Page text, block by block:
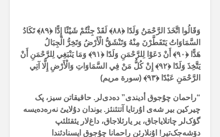
وَقَالُوا اتَّخَذَ الرَّحْمَنُ وَلَدًا ﴿۸۸﴾ لَقَدْ جِئْتُمْ شَيْئًا إِدًّا ﴿۸۹﴾تَكَادُ
السَّمَاوَاتُ يَتَفَطَّرْنَ مِنْهُ وَتَنْشَقُّ الْأَرْضُ وَتَخِرُّ الْجِبَالُ
هَدًّا ﴿۹۰﴾ أَنْ دَعَوْا لِلرَّحْمَنِ وَلَدًا ﴿۹۱﴾ وَمَا يَنْبَغِي لِلرَّحْمَنِ أَنْ
يَتَّخِذَ وَلَدًا ﴿۹۲﴾ إِنْ كُلُّ مَنْ فِي السَّمَاوَاتِ وَالْأَرْضِ إِلَّا آتِي
الرَّحْمَنِ عَبْدًا ﴿۹۳﴾ (سورة مریم)
“راحمان چۇجوق أدیندی” دەدی‌لر. حاقیقاتن سیز، پک
چیرکین بیر شەی اۇرتایا آتتئنئز. بوندان دۇلایئ نەرەدەیسە
گؤک‌لر چاتلایاجاق، یر یارئلاجاق، داغ‌لار یئقئلئپ
دۆشەجک‌تیر! اۇنلارئن راحمانا چۇجوق ایسنادئندا